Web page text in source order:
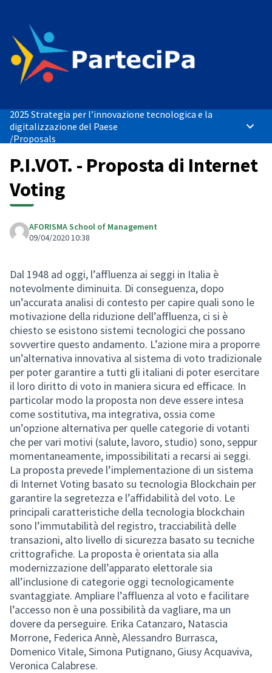
2025 Strategia per l’innovazione tecnologica e la
digitalizzazione del Paese
/Proposals
Main
P.I.VOT. - Proposta di Internet
Voting
AFORISMA School of Management
09/04/2020 10:38
Dal 1948 ad oggi, l’affluenza ai seggi in Italia è
notevolmente diminuita. Di conseguenza, dopo
un’accurata analisi di contesto per capire quali sono le
motivazione della riduzione dell’affluenza, ci si è
chiesto se esistono sistemi tecnologici che possano
sovvertire questo andamento. L’azione mira a proporre
un’alternativa innovativa al sistema di voto tradizionale
per poter garantire a tutti gli italiani di poter esercitare
il loro diritto di voto in maniera sicura ed efficace. In
particolar modo la proposta non deve essere intesa
come sostitutiva, ma integrativa, ossia come
un’opzione alternativa per quelle categorie di votanti
che per vari motivi (salute, lavoro, studio) sono, seppur
momentaneamente, impossibilitati a recarsi ai seggi.
La proposta prevede l’implementazione di un sistema
di Internet Voting basato su tecnologia Blockchain per
garantire la segretezza e l’affidabilità del voto. Le
principali caratteristiche della tecnologia blockchain
sono l’immutabilità del registro, tracciabilità delle
transazioni, alto livello di sicurezza basato su tecniche
crittografiche. La proposta è orientata sia alla
modernizzazione dell’apparato elettorale sia
all’inclusione di categorie oggi tecnologicamente
svantaggiate. Ampliare l’affluenza al voto e facilitare
l’accesso non è una possibilità da vagliare, ma un
dovere da perseguire. Erika Catanzaro, Natascia
Morrone, Federica Annè, Alessandro Burrasca,
Domenico Vitale, Simona Putignano, Giusy Acquaviva,
Veronica Calabrese.